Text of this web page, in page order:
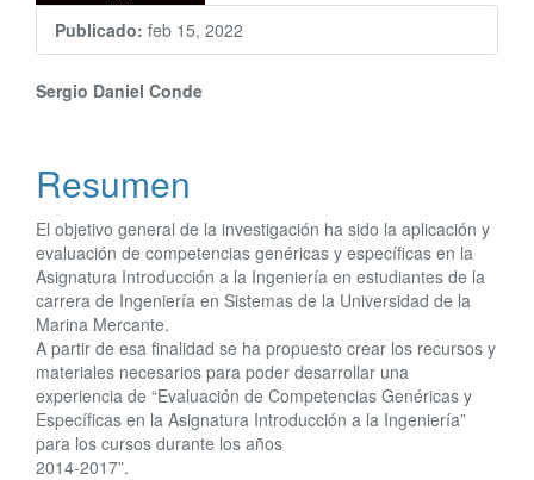
Publicado: feb 15, 2022
Contenido
del
artículo
Sergio Daniel Conde
Resumen
El objetivo general de la investigación ha sido la aplicación y
evaluación de competencias genéricas y específicas en la
Asignatura Introducción a la Ingeniería en estudiantes de la
carrera de Ingeniería en Sistemas de la Universidad de la
Marina Mercante.
A partir de esa finalidad se ha propuesto crear los recursos y
materiales necesarios para poder desarrollar una
experiencia de “Evaluación de Competencias Genéricas y
Específicas en la Asignatura Introducción a la Ingeniería”
para los cursos durante los años
2014-2017”.